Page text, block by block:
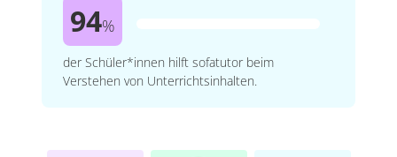
94%
der Schüler*innen hilft sofatutor beim
Verstehen von Unterrichtsinhalten.